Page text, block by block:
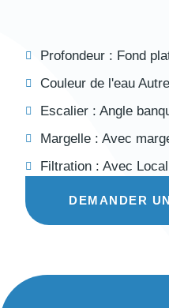
Profondeur : Fond
Couleur de l'eau Autre
Escalier :Angle
Margelle :Avec
Filtration :Avec Local
DEMANDER